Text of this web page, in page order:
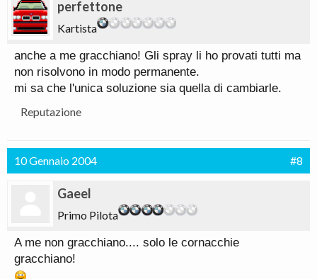
perfettone
Kartista
anche a me gracchiano! Gli spray li ho provati tutti ma
non risolvono in modo permanente.
mi sa che l'unica soluzione sia quella di cambiarle.
Reputazione
10 Gennaio 2004 #8
Gaeel
Primo Pilota
A me non gracchiano.... solo le cornacchie
gracchiano!